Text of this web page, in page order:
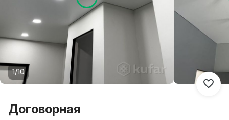
1/10
Договорная